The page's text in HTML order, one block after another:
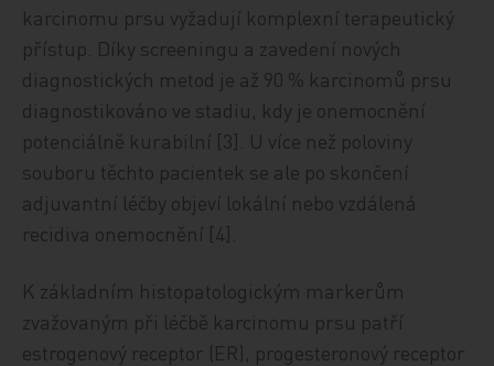
karcinomu prsu vyžadují komplexní terapeutický
přístup. Díky screeningu a zavedení nových
diagnostických metod je až 90 % karcinomů prsu
diagnostikováno ve stadiu, kdy je onemocnění
potenciálně kurabilní [3]. U více než poloviny
souboru těchto pacientek se ale po skončení
adjuvantní léčby objeví lokální nebo vzdálená
recidiva onemocnění [4].
K základním histopatologickým markerům
zvažovaným při léčbě karcinomu prsu patří
estrogenový receptor (ER), progesteronový receptor